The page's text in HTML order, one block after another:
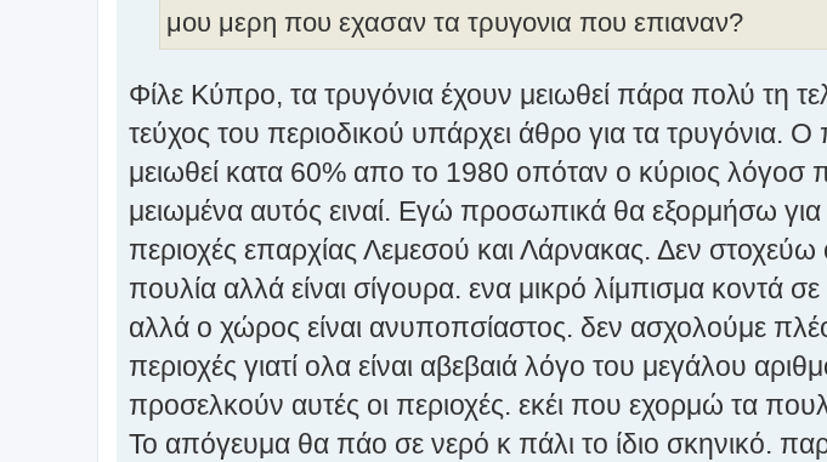
μου μερη που εχασαν τα τρυγονια που επιαναν?
Φίλε Κύπρο, τα τρυγόνια έχουν μειωθεί πάρα πολύ τη
τεύχος του περιοδικού υπάρχει άθρο για τα τρυγόνια.
μειωθεί κατα 60% απο το 1980 οπόταν ο κύριος λόγοσ
μειωμένα αυτός ειναί. Εγώ προσωπικά θα εξορμήσω για
περιοχές επαρχίας Λεμεσού και Λάρνακας. Δεν
πουλία αλλά είναι σίγουρα. ενα μικρό λίμπισμα κοντά
αλλά ο χώρος είναι ανυποπσίαστος. δεν ασχολούμε
περιοχές γιατί ολα είναι αβεβαιά λόγο του μεγάλου
προσελκούν αυτές οι περιοχές. εκέι που εχορμώ τα
Το απόγευμα θα πάο σε νερό κ πάλι το ίδιο σκηνικό.